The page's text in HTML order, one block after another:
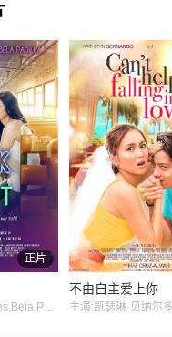
正片
主演:Jericho Rosales,Bela Padilla
不由自主爱上你